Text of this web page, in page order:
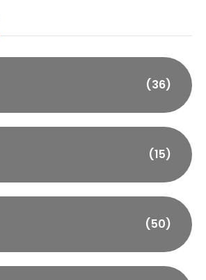
(36)
(15)
(50)